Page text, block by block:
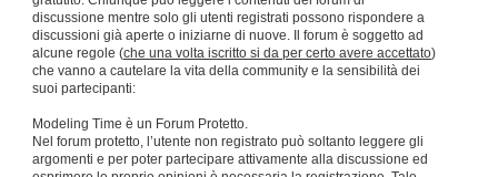
discussione mentre solo gli utenti registrati possono rispondere a
discussioni già aperte o iniziarne di nuove. Il forum è soggetto ad
alcune regole (che una volta iscritto si da per certo avere accettato)
che vanno a cautelare la vita della community e la sensibilità dei
suoi partecipanti:
Modeling Time è un Forum Protetto.
Nel forum protetto, l’utente non registrato può soltanto leggere gli
argomenti e per poter partecipare attivamente alla discussione ed